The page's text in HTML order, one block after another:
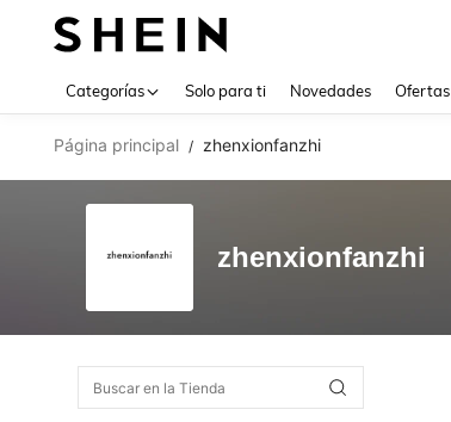
Categorías Solo para ti Novedades Ofertas
Página principal / zhenxionfanzhi
zhenxionfanzhi